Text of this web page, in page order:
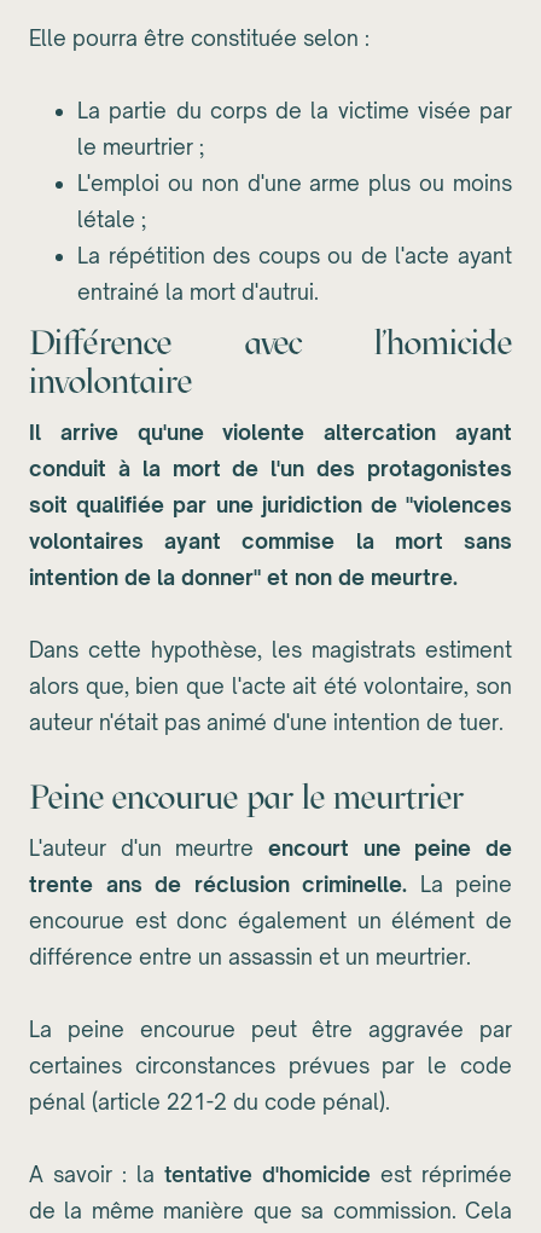
Elle pourra être constituée selon :
La partie du corps de la victime visée par
le meurtrier ;
L'emploi ou non d'une arme plus ou moins
létale ;
La répétition des coups ou de l'acte ayant
entrainé la mort d'autrui.
Différence avec l'homicide
involontaire
Il arrive qu'une violente altercation ayant
conduit à la mort de l'un des protagonistes
soit qualifiée par une juridiction de "violences
volontaires ayant commise la mort sans
intention de la donner" et non de meurtre.
Dans cette hypothèse, les magistrats estiment
alors que, bien que l'acte ait été volontaire, son
auteur n'était pas animé d'une intention de tuer.
Peine encourue par le meurtrier
L'auteur d'un meurtre encourt une peine de
trente ans de réclusion criminelle. La peine
encourue est donc également un élément de
différence entre un assassin et un meurtrier.
La peine encourue peut être aggravée par
certaines circonstances prévues par le code
pénal (article 221-2 du code pénal).
A savoir : la tentative d'homicide est réprimée
de la même manière que sa commission. Cela